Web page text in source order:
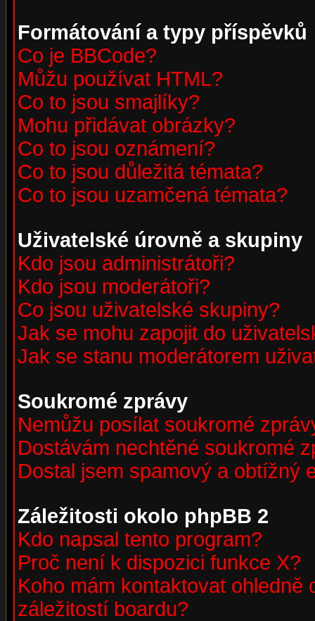
Formátování a typy příspěvků
Co je BBCode?
Můžu používat HTML?
Co to jsou smajlíky?
Mohu přidávat obrázky?
Co to jsou oznámení?
Co to jsou důležitá témata?
Co to jsou uzamčená témata?
Uživatelské úrovně a skupiny
Kdo jsou administrátoři?
Kdo jsou moderátoři?
Co jsou uživatelské skupiny?
Jak se mohu zapojit do
Jak se stanu moderátorem
Soukromé zprávy
Nemůžu posílat soukromé
Dostávám nechtěné soukromé
Dostal jsem spamový a obtížný
Záležitosti okolo phpBB 2
Kdo napsal tento program?
Proč není k dispozici funkce X?
Koho mám kontaktovat
záležitostí boardu?